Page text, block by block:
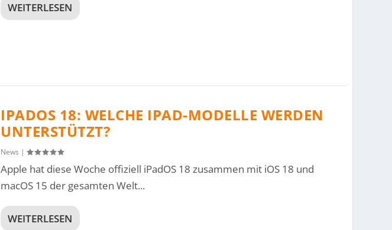
WEITERLESEN
IPADOS 18: WELCHE IPAD-MODELLE WERDEN
UNTERSTÜTZT?
News |
Apple hat diese Woche offiziell iPadOS 18 zusammen mit iOS 18 und
macOS 15 der gesamten Welt...
WEITERLESEN